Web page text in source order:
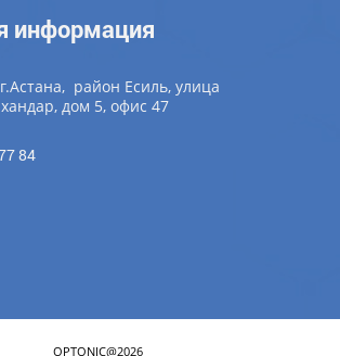
информация
район Есиль, улица
дом 5, офис 47
84
OPTONIC@2026